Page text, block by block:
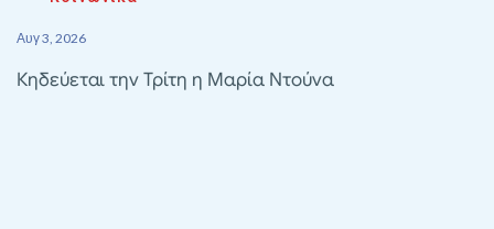
Αυγ 3, 2026
Κηδεύεται την Τρίτη η Μαρία Ντούνα